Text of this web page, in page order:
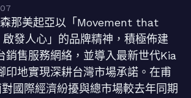
那美起亞以「Movement that
發人心」的品牌精神，積極佈建
銷售服務網絡，並導入最新世代Kia
印地實現深耕台灣市場承諾。在甫
國際經濟紛擾與總市場較去年同期